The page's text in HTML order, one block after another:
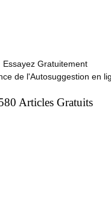
Essayez Gratuitement
de l'Autosuggestion en
Articles Gratuits